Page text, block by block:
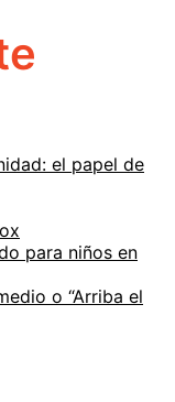
el papel de
para niños en
o “Arriba el